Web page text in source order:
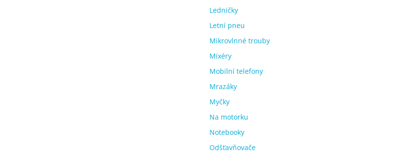
Ledničky
Letní pneu
Mikrovlnné trouby
Mixéry
Mobilní telefony
Mrazáky
Myčky
Na motorku
Notebooky
Odšťavňovače